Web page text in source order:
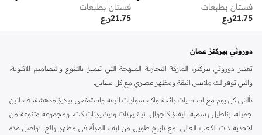
فستان بطبعات
ر.ع21.75
فستان بطبعات
ر.ع21.75
دوروثي بيركنز عمان
تعتبر دوروثي بيركنز، الماركة التجارية المبهجة التي تتميز بالتنوع والتصاميم الانثوية،
والتي توفر لك ملابس انيقة ومظهر عصري مع كل ستايل.
تألقي كل يوم مع اساسيات رائعة واكسسوارات انيقة واستمتعي ببلايز مدهشة، فساتين
جميلة، بناطيل رسمية، ليقنز كاجوال، تيشيرتات وتيشيرتات كت، ومجموعة متنوعة من
الاحذية ذات الكعب العالي. مع تاريخ طويل من ابقاء المرأة في مظهر رائع، تواصل هذه